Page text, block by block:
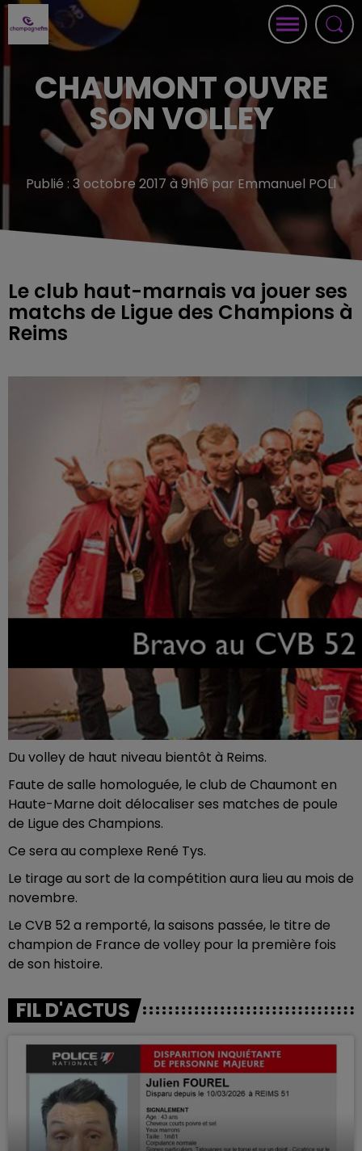
CHAUMONT OUVRE
SON VOLLEY
Publié : 3 octobre 2017 à 9h16 par Emmanuel POLI
Le club haut-marnais va jouer ses
matchs de Ligue des Champions à
Reims
Du volley de haut niveau bientôt à Reims.
Faute de salle homologuée, le club de Chaumont en
Haute-Marne doit délocaliser ses matches de poule
de Ligue des Champions.
Ce sera au complexe René Tys.
Le tirage au sort de la compétition aura lieu au mois de
novembre.
Le CVB 52 a remporté, la saisons passée, le titre de
champion de France de volley pour la première fois
de son histoire.
FIL D'ACTUS